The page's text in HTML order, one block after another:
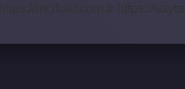
https://mcifuar.com.tr https://